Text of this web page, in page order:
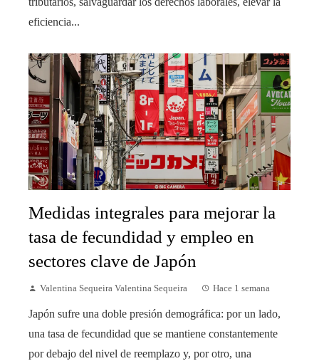
eficiencia...
Medidas integrales para mejorar la
tasa de fecundidad y empleo en
sectores clave de Japón
Valentina Sequeira Valentina Sequeira Hace 1 semana
Japón sufre una doble presión demográfica: por un lado,
una tasa de fecundidad que se mantiene constantemente
por debajo del nivel de reemplazo y, por otro, una